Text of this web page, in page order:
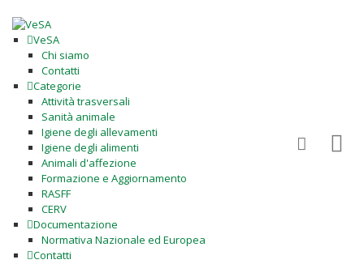
VeSA
Chi siamo
Contatti
Categorie
Attività trasversali
Sanità animale
Igiene degli allevamenti
Igiene degli alimenti
Animali d'affezione
Formazione e Aggiornamento
RASFF
CERV
Documentazione
Normativa Nazionale ed Europea
Contatti